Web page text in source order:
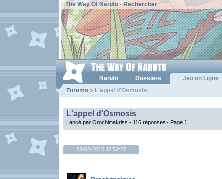
The Way Of Naruto- Rechercher
Naruto Dossiers
Jeu en Ligne
Forums » L'appel d'Osmosis:
L'appel d'Osmosis
Lancé par Orochimakriss - 116 réponses - Page 1
23-02-2010 12:52:27